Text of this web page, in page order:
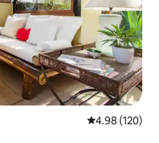
औसत रेटिंग 5 में से
4.98 (120)